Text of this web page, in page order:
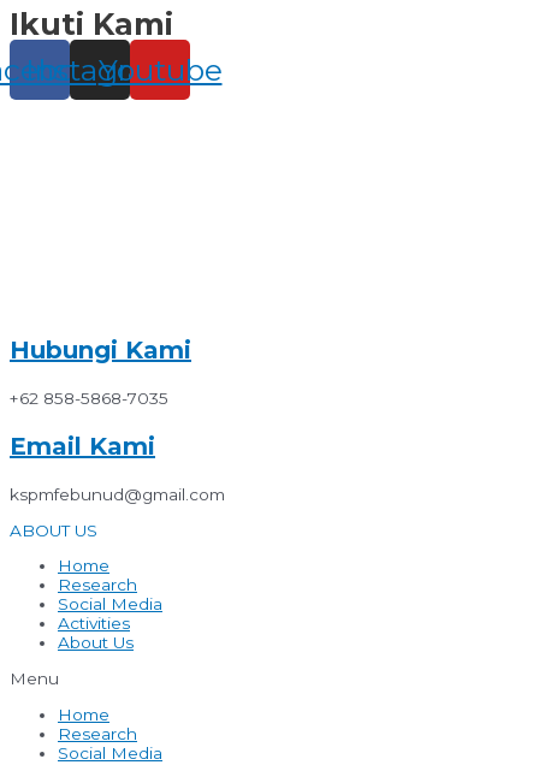
Skip
to
content
Ikuti Kami
Instagram
Youtube
Hubungi Kami
+62 858-5868-7035
Email Kami
kspmfebunud@gmail.com
ABOUT US
Home
Research
Social Media
Activities
About Us
Menu
Home
Research
Social Media